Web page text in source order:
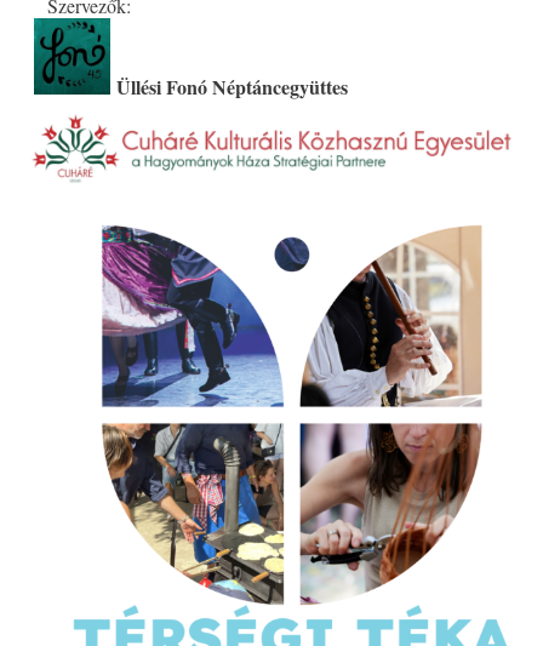
Szervezők:
Üllési Fonó Néptáncegyüttes